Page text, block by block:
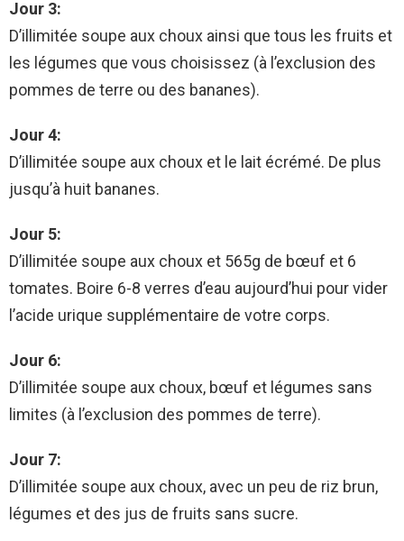
Jour 3:
D’illimitée soupe aux choux ainsi que tous les fruits et
les légumes que vous choisissez (à l’exclusion des
pommes de terre ou des bananes).
Jour 4:
D’illimitée soupe aux choux et le lait écrémé. De plus
jusqu’à huit bananes.
Jour 5:
D’illimitée soupe aux choux et 565g de bœuf et 6
tomates. Boire 6-8 verres d’eau aujourd’hui pour vider
l’acide urique supplémentaire de votre corps.
Jour 6:
D’illimitée soupe aux choux, bœuf et légumes sans
limites (à l’exclusion des pommes de terre).
Jour 7:
D’illimitée soupe aux choux, avec un peu de riz brun,
légumes et des jus de fruits sans sucre.